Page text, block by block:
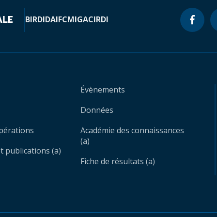
BIRDIDAIFCMIGACIRDI
publications (a)
Évènements
Données
Académie des connaissances
(a)
Fiche de résultats (a)